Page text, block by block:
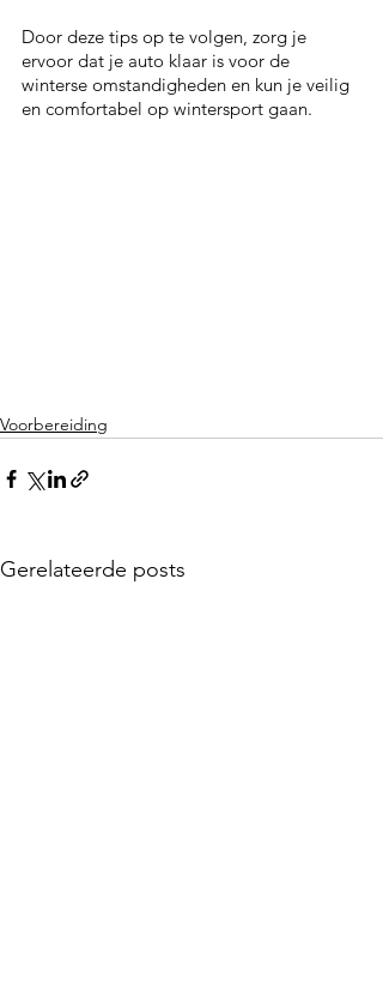
Door deze tips op te volgen, zorg je
ervoor dat je auto klaar is voor de
winterse omstandigheden en kun je veilig
en comfortabel op wintersport gaan.
Voorbereiding
Gerelateerde posts